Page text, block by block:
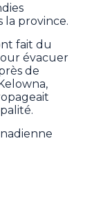
la province.
fait du
évacuer
de